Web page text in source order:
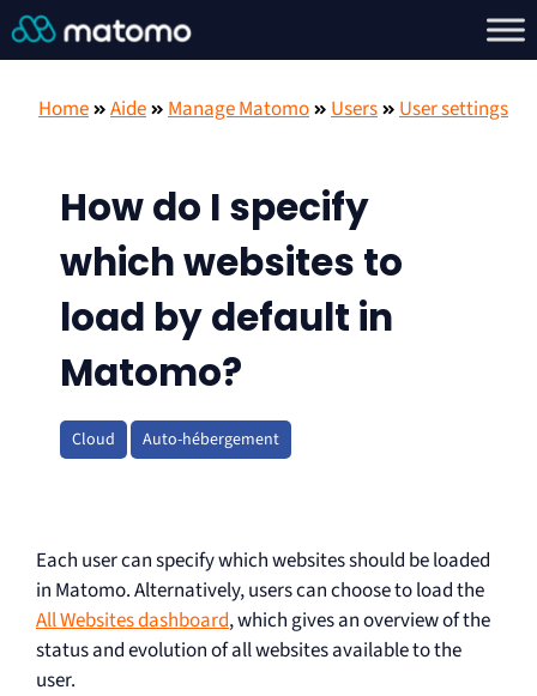
Home Aide Manage Matomo Users User settings
How do I specify
which websites to
load by default in
Matomo?
Cloud Auto-hébergement
Each user can specify which websites should be loaded
in Matomo. Alternatively, users can choose to load the
All Websites dashboard, which gives an overview of the
status and evolution of all websites available to the
user.